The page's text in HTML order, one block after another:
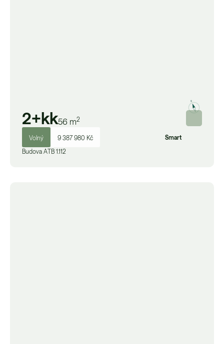
2+kk56 m2
Volný 9 387 980 Kč
Smart
Budova ATB 1.112